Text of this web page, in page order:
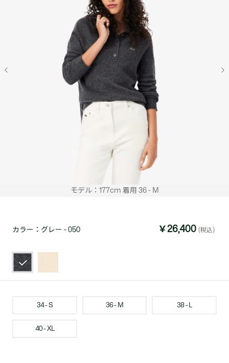
モデル：177cm 着用 36 - M
カラー： グレー - 050 ￥26,400 (税込)
34 - S 36 - M 38 - L
40 - XL